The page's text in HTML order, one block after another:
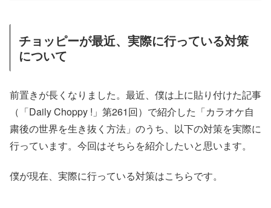
チョッピーが最近、実際に行っている対策
について
前置きが長くなりました。最近、僕は上に貼り付けた記事
（「Daily Choppy !」第261回）で紹介した「カラオケ自
粛後の世界を生き抜く方法」のうち、以下の対策を実際に
行っています。今回はそちらを紹介したいと思います。
僕が現在、実際に行っている対策はこちらです。